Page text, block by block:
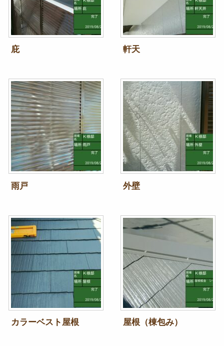
庇 軒天
雨戸 外壁
カラーベスト屋根 屋根（棟包み）